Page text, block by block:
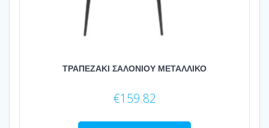
ΤΡΑΠΕΖΑΚΙ ΣΑΛΟΝΙΟΥ ΜΕΤΑΛΛΙΚΟ
€159.82